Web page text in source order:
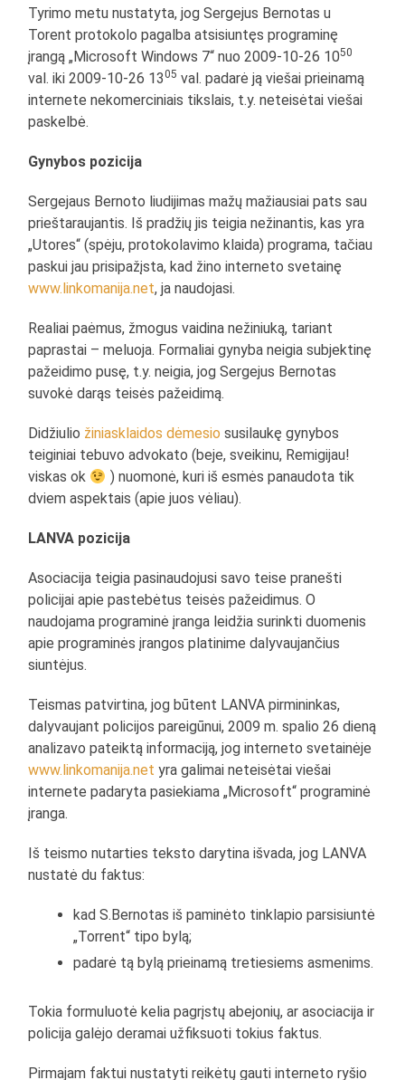
Tyrimo metu nustatyta, jog Sergejus Bernotas u
Torent protokolo pagalba atsisiuntęs programinę
įrangą „Microsoft Windows 7“ nuo 2009-10-26 1050
val. iki 2009-10-26 1305 val. padarė ją viešai prieinamą
internete nekomerciniais tikslais, t.y. neteisėtai viešai
paskelbė.
Gynybos pozicija
Sergejaus Bernoto liudijimas mažų mažiausiai pats sau
prieštaraujantis. Iš pradžių jis teigia nežinantis, kas yra
„Utores“ (spėju, protokolavimo klaida) programa, tačiau
paskui jau prisipažįsta, kad žino interneto svetainę
www.linkomanija.net, ja naudojasi.
Realiai paėmus, žmogus vaidina nežiniuką, tariant
paprastai – meluoja. Formaliai gynyba neigia subjektinę
pažeidimo pusę, t.y. neigia, jog Sergejus Bernotas
suvokė darąs teisės pažeidimą.
Didžiulio žiniasklaidos dėmesio susilaukę gynybos
teiginiai tebuvo advokato (beje, sveikinu, Remigijau!
viskas ok
) nuomonė, kuri iš esmės panaudota tik
dviem aspektais (apie juos vėliau).
LANVA pozicija
Asociacija teigia pasinaudojusi savo teise pranešti
policijai apie pastebėtus teisės pažeidimus. O
naudojama programinė įranga leidžia surinkti duomenis
apie programinės įrangos platinime dalyvaujančius
siuntėjus.
Teismas patvirtina, jog būtent LANVA pirmininkas,
dalyvaujant policijos pareigūnui, 2009 m. spalio 26 dieną
analizavo pateiktą informaciją, jog interneto svetainėje
www.linkomanija.net yra galimai neteisėtai viešai
internete padaryta pasiekiama „Microsoft“ programinė
įranga.
Iš teismo nutarties teksto darytina išvada, jog LANVA
nustatė du faktus:
kad S.Bernotas iš paminėto tinklapio parsisiuntė
„Torrent“ tipo bylą;
padarė tą bylą prieinamą tretiesiems asmenims.
Tokia formuluotė kelia pagrįstų abejonių, ar asociacija ir
policija galėjo deramai užfiksuoti tokius faktus.
Pirmajam faktui nustatyti reikėtų gauti interneto ryšio